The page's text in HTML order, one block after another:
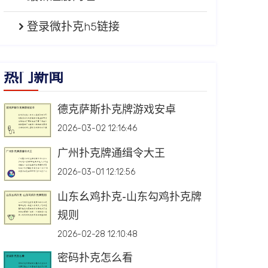
登录微扑克h5链接
热门新闻
德克萨斯扑克牌游戏安卓
2026-03-02 12:16:46
广州扑克牌通缉令大王
2026-03-01 12:12:56
山东幺鸡扑克-山东勾鸡扑克牌
规则
2026-02-28 12:10:48
密码扑克怎么看